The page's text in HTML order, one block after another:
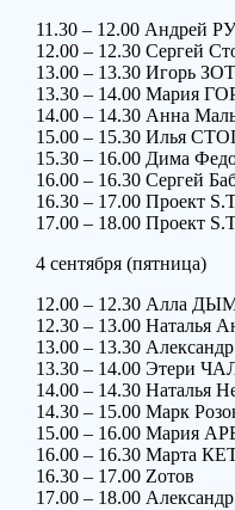
11.30 – 12.00 Андрей
12.00 – 12.30 Сергей
13.00 – 13.30 Игорь
13.30 – 14.00 Мария
14.00 – 14.30 Анна
15.00 – 15.30 Илья
15.30 – 16.00 Дима
16.00 – 16.30 Сергей
16.30 – 17.00 Проект
17.00 – 18.00 Проект
4 сентября (пятница)
12.00 – 12.30 Алла
12.30 – 13.00 Наталья
13.00 – 13.30
13.30 – 14.00 Этери
14.00 – 14.30 Наталья
14.30 – 15.00 Марк
15.00 – 16.00 Мария
16.00 – 16.30 Марта
16.30 – 17.00 Zотов
17.00 – 18.00